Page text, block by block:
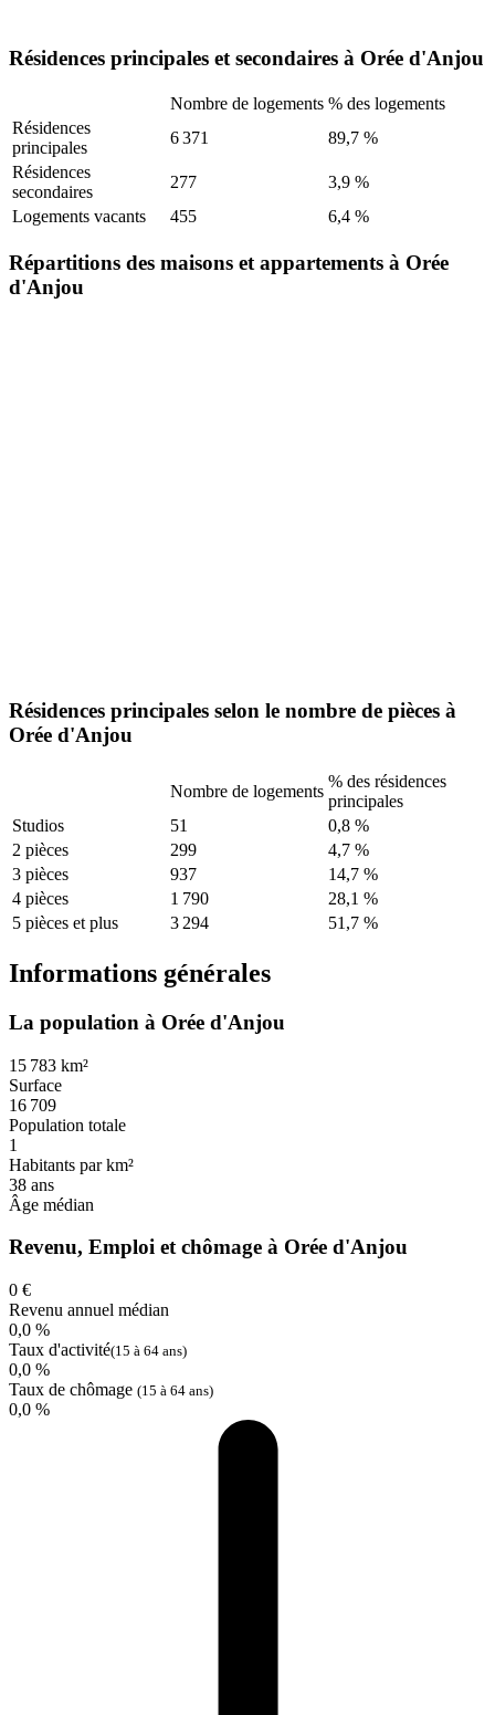
Résidences principales et secondaires à Orée d'Anjou
Nombre de logements % des logements
Résidences
principales
6 371
89,7 %
Résidences
secondaires
277
3,9 %
Logements vacants
455 6,4 %
Répartitions des maisons et appartements à Orée
d'Anjou
Résidences principales selon le nombre de pièces à
Orée d'Anjou
Nombre de logements
% des résidences
principales
Studios
51
0,8 %
2 pièces
299
4,7 %
3 pièces
937
14,7 %
4 pièces
1 790
28,1 %
5 pièces et plus
3 294 51,7 %
Informations générales
La population à Orée d'Anjou
15 783 km²
Surface
16 709
Population totale
1
Habitants par km²
38 ans
Âge médian
Revenu, Emploi et chômage à Orée d'Anjou
0 €
Revenu annuel médian
0,0 %
Taux d'activité(15 à 64 ans)
0,0 %
Taux de chômage (15 à 64 ans)
0,0 %